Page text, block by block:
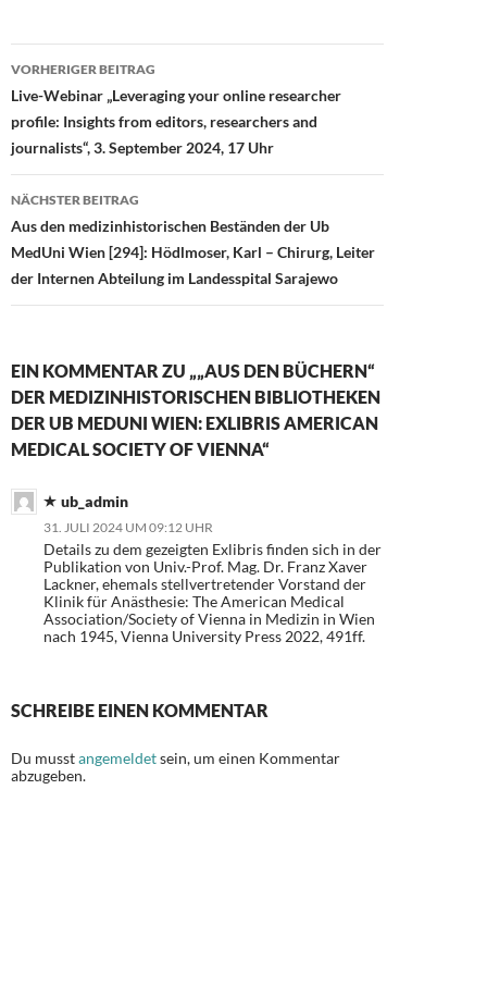
k
Beitragsnavigation
VORHERIGER BEITRAG
Live-Webinar „Leveraging your online researcher
profile: Insights from editors, researchers and
journalists“, 3. September 2024, 17 Uhr
NÄCHSTER BEITRAG
Aus den medizinhistorischen Beständen der Ub
MedUni Wien [294]: Hödlmoser, Karl – Chirurg, Leiter
der Internen Abteilung im Landesspital Sarajewo
EIN KOMMENTAR ZU „„AUS DEN BÜCHERN“
DER MEDIZINHISTORISCHEN BIBLIOTHEKEN
DER UB MEDUNI WIEN: EXLIBRIS AMERICAN
MEDICAL SOCIETY OF VIENNA“
ub_admin
31. JULI 2024 UM 09:12 UHR
Details zu dem gezeigten Exlibris finden sich in der
Publikation von Univ.-Prof. Mag. Dr. Franz Xaver
Lackner, ehemals stellvertretender Vorstand der
Klinik für Anästhesie: The American Medical
Association/Society of Vienna in Medizin in Wien
nach 1945, Vienna University Press 2022, 491ff.
SCHREIBE EINEN KOMMENTAR
Du musstangemeldetsein, um einen Kommentar
abzugeben.